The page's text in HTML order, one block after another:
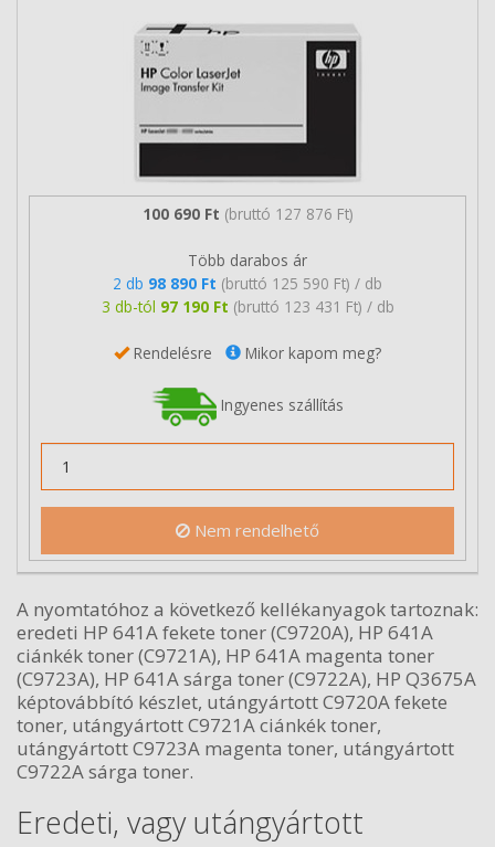
100 690 Ft (bruttó 127 876 Ft)
Több darabos ár
2 db 98 890 Ft (bruttó 125 590 Ft) / db
3 db-tól 97 190 Ft (bruttó 123 431 Ft) / db
Rendelésre Mikor kapom meg?
Ingyenes szállítás
Nem rendelhető
A nyomtatóhoz a következő kellékanyagok tartoznak:
eredeti HP 641A fekete toner (C9720A), HP 641A
ciánkék toner (C9721A), HP 641A magenta toner
(C9723A), HP 641A sárga toner (C9722A), HP Q3675A
képtovábbító készlet, utángyártott C9720A fekete
toner, utángyártott C9721A ciánkék toner,
utángyártott C9723A magenta toner, utángyártott
C9722A sárga toner.
Eredeti, vagy utángyártott